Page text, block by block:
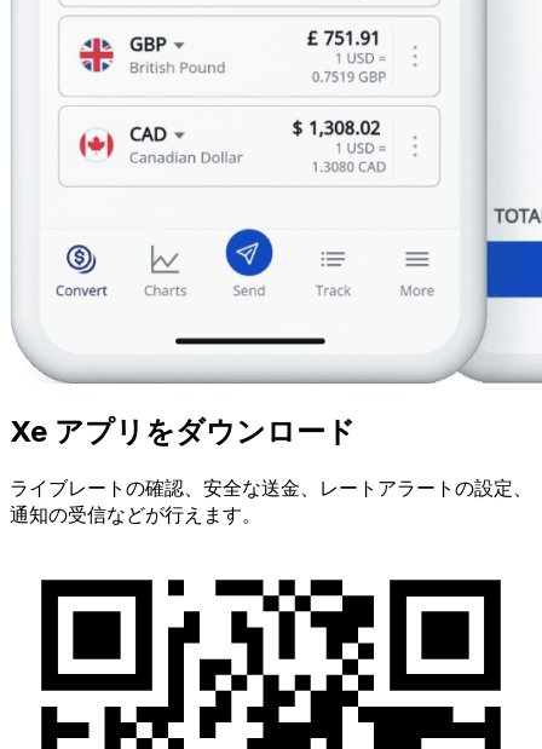
Xe アプリをダウンロード
ライブレートの確認、安全な送金、レートアラートの設定、
通知の受信などが行えます。